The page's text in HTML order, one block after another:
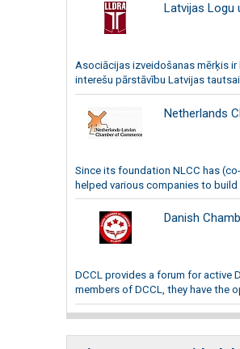
Latvijas Logu
Asociācijas izveidošanas mērķis
interešu pārstāvību Latvijas
Netherlands
Since its foundation NLCC has
helped various companies to build
Danish
DCCL provides a forum for active
members of DCCL, they have the